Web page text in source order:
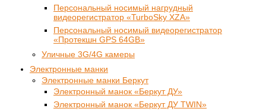
Персональный носимый нагрудный
видеорегистратор «TurboSky XZA»
Персональный носимый видеорегистратор
«Протекшн GPS 64GB»
Уличные 3G/4G камеры
Электронные манки
Электронные манки Беркут
Электронный манок «Беркут ДУ»
Электронный манок «Беркут ДУ TWIN»